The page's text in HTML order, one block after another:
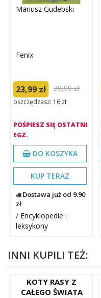
Mariusz Gudebski
Fenix
23,99 zł 39,99 zł
oszczędzasz: 16 zł
POŚPIESZ SIĘ OSTATNI
EGZ.
DO KOSZYKA
KUP TERAZ
Dostawa już od 9.90
zł
/ Encyklopedie i
leksykony
INNI KUPILI TEŻ:
KOTY RASY Z
CAŁEGO ŚWIATA